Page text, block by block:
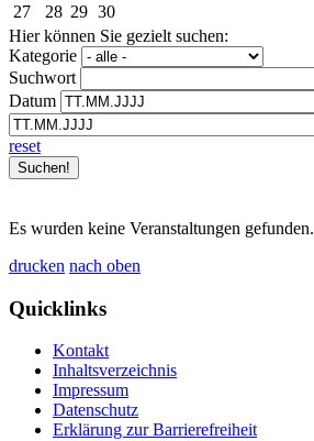
27
28 29 30
Hier können Sie gezielt suchen:
Kategorie
Suchwort
Datum
reset
Es wurden keine Veranstaltungen gefunden.
drucken nach oben
Quicklinks
Kontakt
Inhaltsverzeichnis
Impressum
Datenschutz
Erklärung zur Barrierefreiheit